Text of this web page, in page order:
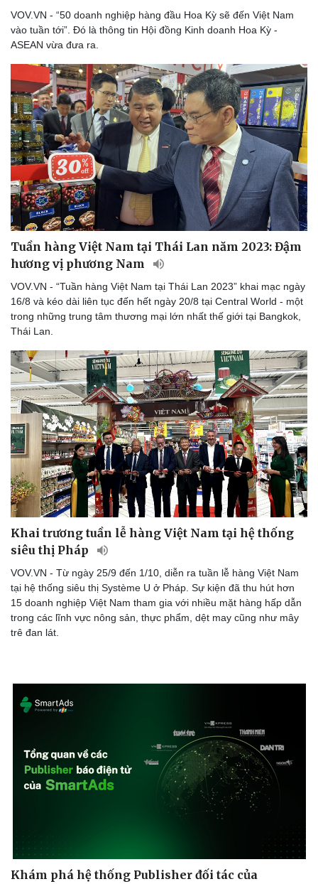
Doanh nghiệp
Thông tin doanh nghiệp
Doanh nghiệp 24h
Doanh nhân
Vì cộng đồng
Công nghệ
Sành điệu
Tin Công nghệ
Trải nghiệm
Chuyển đổi số
VOV.VN - “50 doanh nghiệp hàng đầu Hoa Kỳ sẽ đến Việt Nam
vào tuần tới”. Đó là thông tin Hội đồng Kinh doanh Hoa Kỳ -
ASEAN vừa đưa ra.
Tuần hàng Việt Nam tại Thái Lan năm 2023: Đậm
hương vị phương Nam
VOV.VN - “Tuần hàng Việt Nam tại Thái Lan 2023” khai mạc ngày
16/8 và kéo dài liên tục đến hết ngày 20/8 tại Central World - một
trong những trung tâm thương mại lớn nhất thế giới tại Bangkok,
Thái Lan.
Khai trương tuần lễ hàng Việt Nam tại hệ thống
siêu thị Pháp
VOV.VN - Từ ngày 25/9 đến 1/10, diễn ra tuần lễ hàng Việt Nam
tại hệ thống siêu thị Système U ở Pháp. Sự kiện đã thu hút hơn
15 doanh nghiệp Việt Nam tham gia với nhiều mặt hàng hấp dẫn
trong các lĩnh vực nông sản, thực phẩm, dệt may cũng như mây
trê đan lát.
Khám phá hệ thống Publisher đối tác của